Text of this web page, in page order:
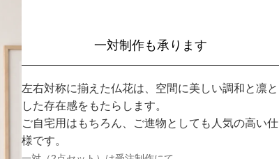
一対制作も承ります
左右対称に揃えた仏花は、空間に美しい調和と凛と
した存在感をもたらします。
ご自宅用はもちろん、ご進物としても人気の高い仕
様です。